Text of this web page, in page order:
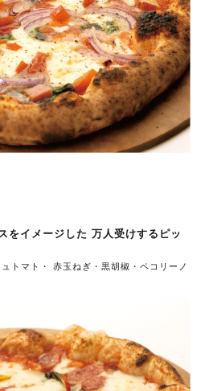
をイメージした 万人受けするピッ
トマト・ 赤玉ねぎ・黒胡椒 ・ペコリーノ